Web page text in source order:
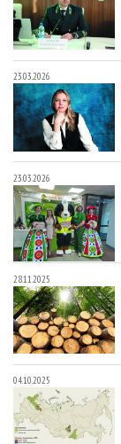
23.03.2026
23.03.2026
28.11.2025
04.10.2025